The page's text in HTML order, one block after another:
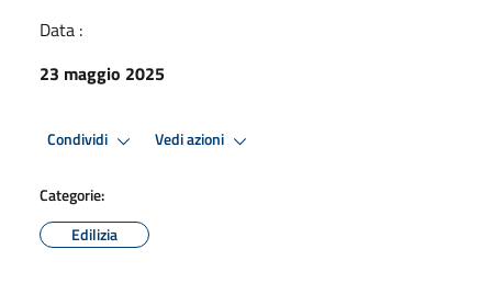
Data :
23 maggio 2025
Condividi Vedi azioni
Categorie:
Edilizia